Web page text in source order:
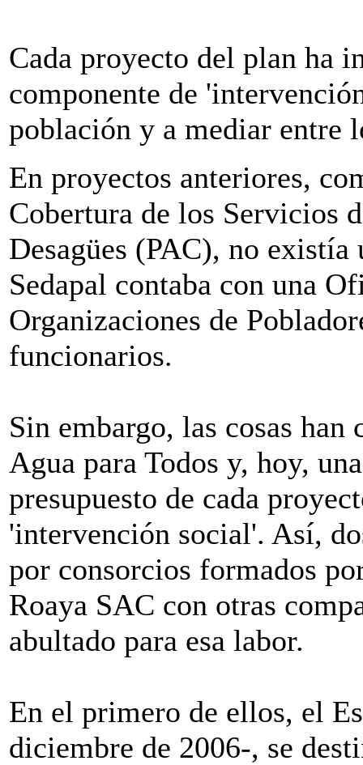
Cada proyecto del plan ha
componente de
población y a mediar entre
En proyectos anteriores,
Cobertura de los Servicios
Desagües (PAC), no
Sedapal contaba con una
Organizaciones de
funcionarios.
Sin embargo, las cosas
Agua para Todos y, hoy,
presupuesto de cada
'intervención social'. Así,
por consorcios formados
Roaya SAC con otras
abultado para esa labor.
En el primero de ellos, el
diciembre de 2006-, se